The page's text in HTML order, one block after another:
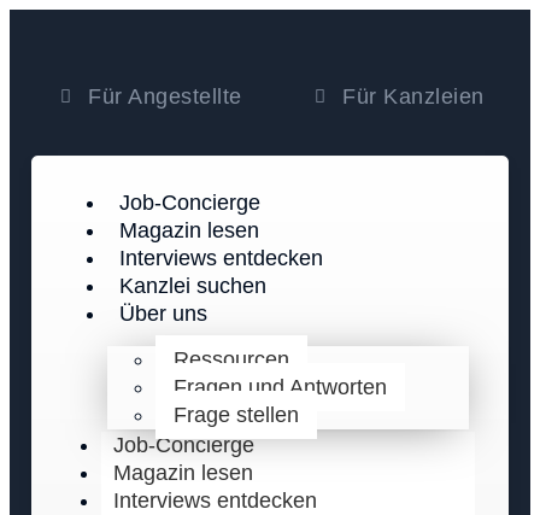
Für Angestellte Für Kanzleien
Job-Concierge
Magazin lesen
Interviews entdecken
Kanzlei suchen
Über uns
Ressourcen
Fragen und Antworten
Frage stellen
Job-Concierge
Magazin lesen
Interviews entdecken